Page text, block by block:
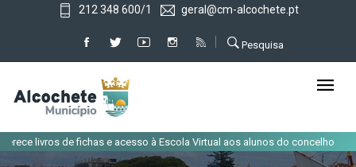
212 348 600/1 geral@cm-alcochete.pt
Pesquisa
fichas e acesso à Escola Virtual aos alunos do concelho | Alteração